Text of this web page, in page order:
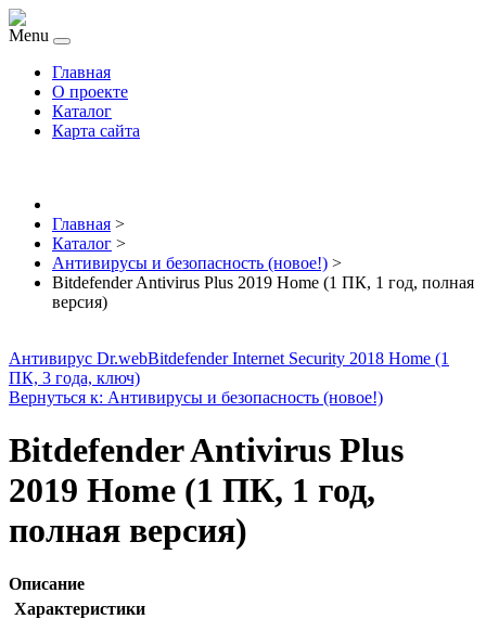
Menu
Главная
О проекте
Каталог
Карта сайта
Главная >
Каталог >
Антивирусы и безопасность (новое!) >
Bitdefender Antivirus Plus 2019 Home (1 ПК, 1 год, полная
версия)
Антивирус Dr.webBitdefender Internet Security 2018 Home (1
ПК, 3 года, ключ)
Вернуться к: Антивирусы и безопасность (новое!)
Bitdefender Antivirus Plus
2019 Home (1 ПК, 1 год,
полная версия)
Описание
Характеристики